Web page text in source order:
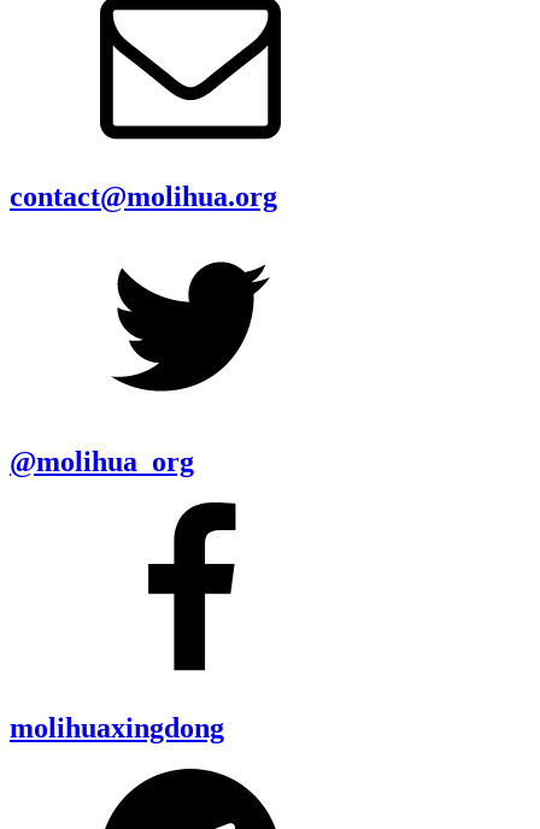
contact@molihua.org
@molihua_org
molihuaxingdong